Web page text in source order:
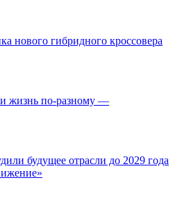
нового гибридного кроссовера
жизнь по-разному —
будущее отрасли до 2029 года